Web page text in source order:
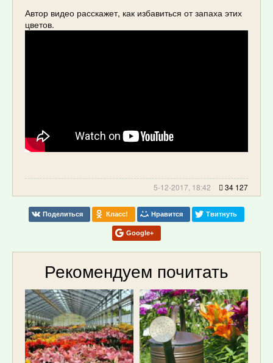
Автор видео расскажет, как избавиться от запаха этих
цветов.
5-12-2017, 18:42 34 127
Поделиться Класс! Нравится Твитнуть
Google+
Рекомендуем почитать